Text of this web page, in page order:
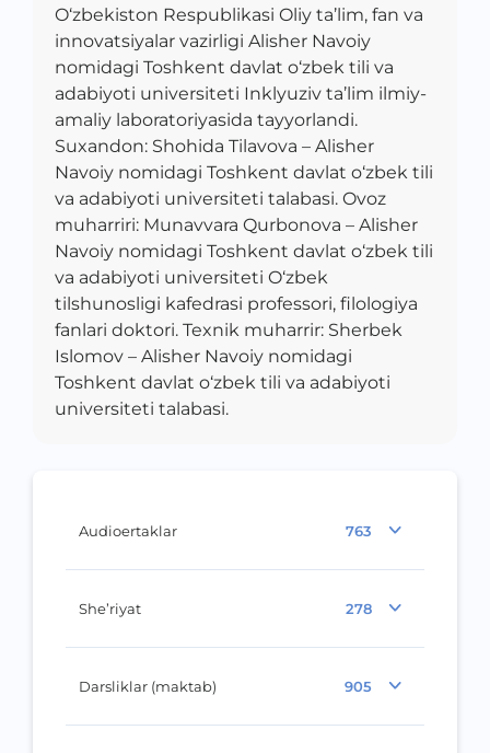
Audioertaklar 763
She’riyat 278
Darsliklar (maktab) 905
O‘zbekiston Respublikasi Oliy ta’lim, fan va
innovatsiyalar vazirligi Alisher Navoiy
nomidagi Toshkent davlat o‘zbek tili va
adabiyoti universiteti Inklyuziv ta’lim ilmiy-
amaliy laboratoriyasida tayyorlandi.
Suxandon: Shohida Tilavova – Alisher
Navoiy nomidagi Toshkent davlat o‘zbek tili
va adabiyoti universiteti talabasi. Ovoz
muharriri: Munavvara Qurbonova – Alisher
Navoiy nomidagi Toshkent davlat o‘zbek tili
va adabiyoti universiteti O‘zbek
tilshunosligi kafedrasi professori, filologiya
fanlari doktori. Texnik muharrir: Sherbek
Islomov – Alisher Navoiy nomidagi
Toshkent davlat o‘zbek tili va adabiyoti
universiteti talabasi.